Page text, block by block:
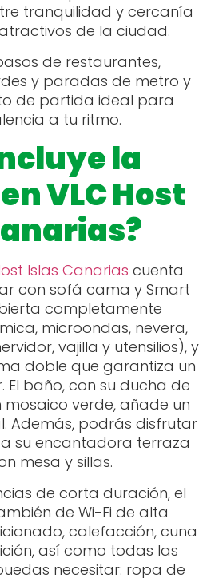
la
VLC Host
Islas Canarias
con sofá cama y Smart
completamente
microondas, nevera,
vajilla y utensilios), y
doble que garantiza un
verde, añade un
Además, podrás disfrutar
su encantadora terraza
mesa y sillas.
de corta duración, el
de Wi-Fi de alta
calefacción, cuna
así como todas las
necesitar: ropa de
secador de pelo,
de almacenamiento.